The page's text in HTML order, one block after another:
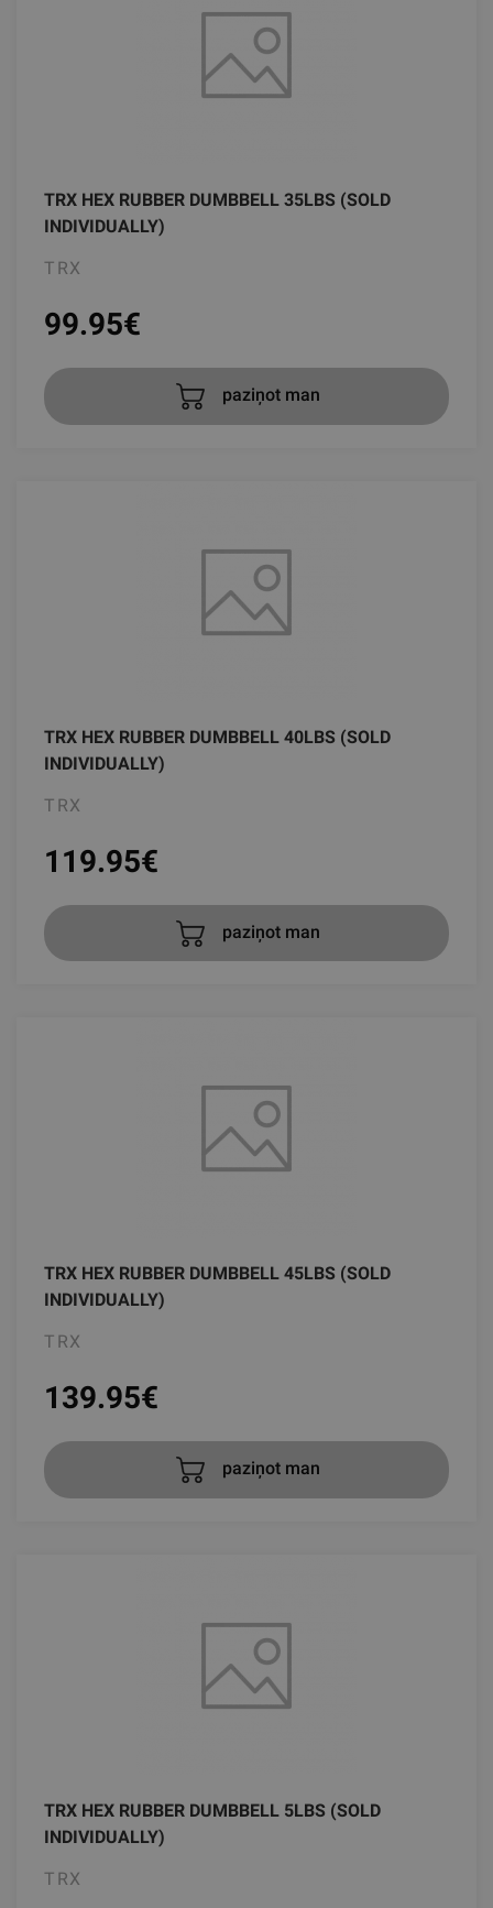
TRX HEX RUBBER DUMBBELL 35LBS (SOLD
INDIVIDUALLY)
TRX
99.95€
paziņot man
TRX HEX RUBBER DUMBBELL 40LBS (SOLD
INDIVIDUALLY)
TRX
119.95€
paziņot man
TRX HEX RUBBER DUMBBELL 45LBS (SOLD
INDIVIDUALLY)
TRX
139.95€
paziņot man
TRX HEX RUBBER DUMBBELL 5LBS (SOLD
INDIVIDUALLY)
TRX